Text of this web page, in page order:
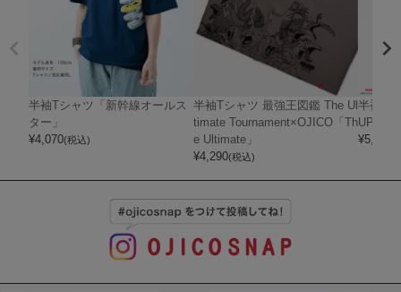
半袖Tシャツ「新幹線オールス
ター」
¥4,070(税込)
半袖Tシャツ 最強王図鑑 The Ul
timate Tournament×OJICO「Th
e Ultimate」
¥4,290(税込)
半袖T
UPER
¥5,720